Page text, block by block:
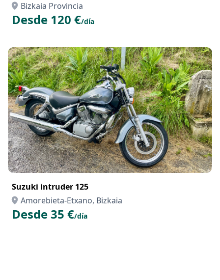
Bizkaia Provincia
Desde 120 €/día
Suzuki intruder 125
Amorebieta-Etxano, Bizkaia
Desde 35 €/día